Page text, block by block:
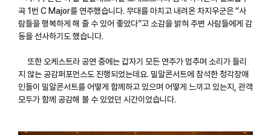
곡 1번 C Major를 연주했습니다. 무대를 마치고 내려온 차지우군은 “사
람들을 행복하게 해 줄 수 있어 좋았다”고 소감을 밝혀 주변 사람들에게 감
동을 선사하기도 했습니다.
또한 오케스트라 공연 중에는 갑자기 모든 연주가 멈추며 소리가 들리
지 않는 공감퍼포먼스도 진행되었는데요. 밀알콘서트에 참석한 청각장애
인들이 밀알콘서트를 어떻게 함께하고 있으며 어떻게 느끼고 있는지, 관객
모두가 함께 공감해 볼 수 있었던 시간이었습니다.